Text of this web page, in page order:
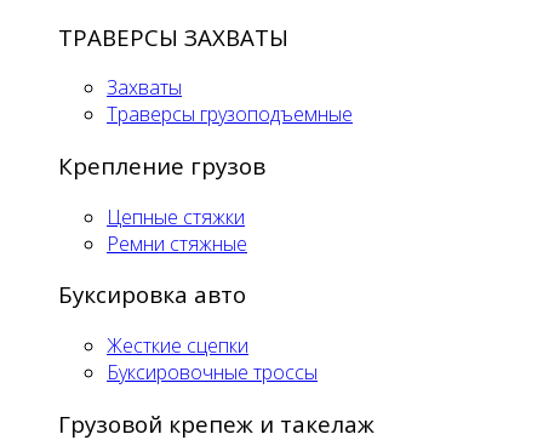
ТРАВЕРСЫ ЗАХВАТЫ
Захваты
Траверсы грузоподъемные
Крепление грузов
Цепные стяжки
Ремни стяжные
Буксировка авто
Жесткие сцепки
Буксировочные троссы
Грузовой крепеж и такелаж